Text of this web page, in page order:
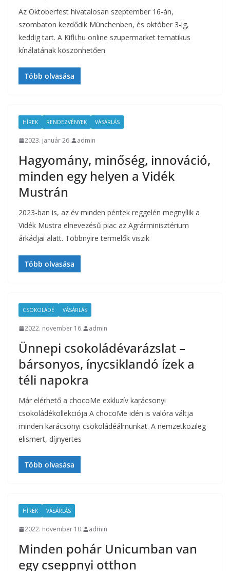
Az Oktoberfest hivatalosan szeptember 16-án,
szombaton kezdődik Münchenben, és október 3-ig,
keddig tart. A Kifli.hu online szupermarket tematikus
kínálatának köszönhetően
Több olvasása
HÍREK RENDEZVÉNYEK VÁSÁRLÁS
2023. január 26. admin
Hagyomány, minőség, innováció,
minden egy helyen a Vidék
Mustrán
2023-ban is, az év minden péntek reggelén megnyílik a
Vidék Mustra elnevezésű piac az Agrárminisztérium
árkádjai alatt. Többnyire termelők viszik
Több olvasása
CSOKOLÁDÉ VÁSÁRLÁS
2022. november 16. admin
Ünnepi csokoládévarázslat –
bársonyos, ínycsiklandó ízek a
téli napokra
Már elérhető a chocoMe exkluzív karácsonyi
csokoládékollekciója A chocoMe idén is valóra váltja
minden karácsonyi csokoládéálmunkat. A nemzetközileg
elismert, díjnyertes
Több olvasása
HÍREK VÁSÁRLÁS
2022. november 10. admin
Minden pohár Unicumban van
egy cseppnyi otthon